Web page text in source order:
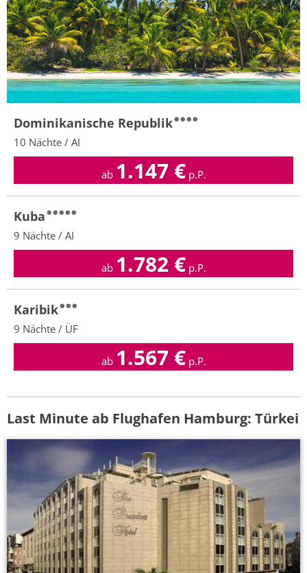
Dominikanische Republik
10 Nächte / AI
ab 1.147€ p.P.
Kuba
9 Nächte / AI
ab 1.782€ p.P.
Karibik
9 Nächte / ÜF
ab 1.567€ p.P.
Last Minute ab Flughafen Hamburg: Türkei